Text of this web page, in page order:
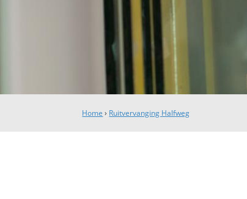
Home › Ruitvervanging Halfweg